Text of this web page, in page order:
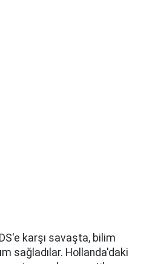
karşı savaşta, bilim
sağladılar. Hollanda'daki